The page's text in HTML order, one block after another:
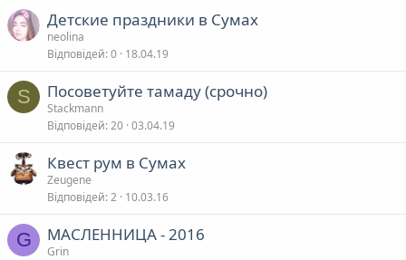
Детские праздники в Сумах
neolina
Відповідей 0 18.04.19
S Посоветуйте тамаду (срочно)
Stackmann
Відповідей 20 03.04.19
Квест рум в Сумах
Zeugene
Відповідей 2 10.03.16
G МАСЛЕННИЦА - 2016
Grin